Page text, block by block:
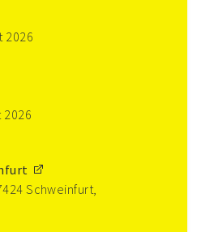
2026
2026
Schweinfurt,